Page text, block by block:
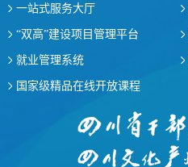
一站式服务大厅
“双高”建设项目管理平台
就业管理系统
国家级精品在线开放课程